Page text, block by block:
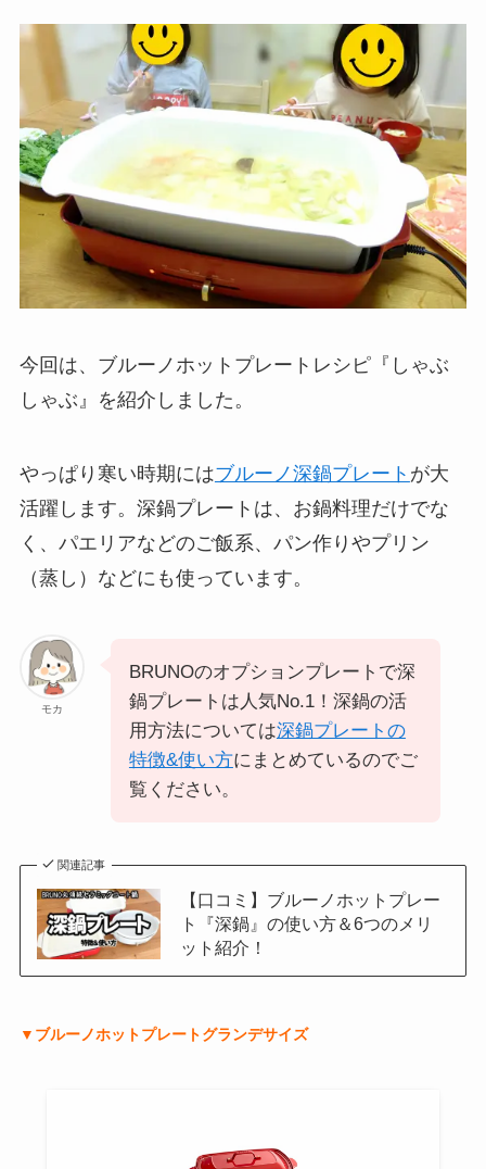
今回は、ブルーノホットプレートレシピ『しゃぶ
しゃぶ』を紹介しました。
やっぱり寒い時期にはブルーノ深鍋プレート が大
活躍します。深鍋プレートは、お鍋料理だけでな
く、パエリアなどのご飯系、パン作りやプリン
（蒸し）などにも使っています。
モカ
BRUNOのオプションプレートで深
鍋プレートは人気No.1！深鍋の活
用方法については深鍋プレートの
特徴&使い方にまとめているのでご
覧ください。
関連記事
【口コミ】ブルーノホットプレー
ト『深鍋』の使い方＆6つのメリ
ット紹介！
▼ブルーノホットプレートグランデサイズ